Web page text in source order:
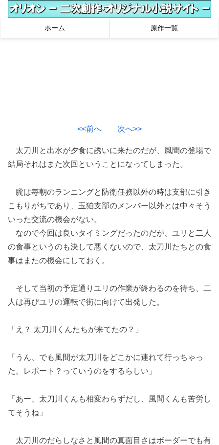
ホーム 原作一覧
<<前へ 次へ>>
太刀川と出水が夕食に誘いに来たのだが、風間の登場で
結局それはまた次回ということになってしまった。
朧は毎朝のランニングと防衛任務以外の時は支部に引き
こもりがちであり、玉狛支部のメンバー以外とは中々そう
いった交流の機会がない。
なので今回は良いタイミングだったのだが、ユリと二人
の食事というのも決して悪くないので、太刀川たちとの食
事はまたの機会にしておく。
そして当初の予定通りユリの作業が終わるのを待ち、二
人は再びユリの運転で街に向けて出発した。
「え？ 太刀川くんたちが来てたの？」
「うん、でも風間が太刀川をどこかに連れて行っちゃっ
た。レポート？っていうのをするらしい」
「あー、太刀川くんも相変わらずだし、風間くんも苦労し
てそうね」
太刀川のだらしなさと風間の真面目さはボーダーでも有